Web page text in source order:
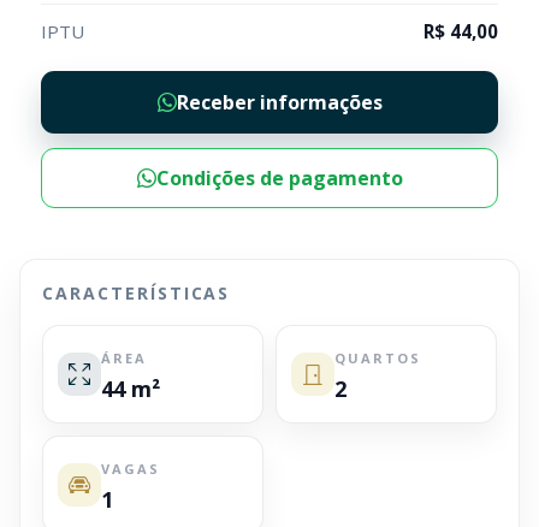
IPTU R$ 44,00
Receber informações
Condições de pagamento
CARACTERÍSTICAS
ÁREA
44 m²
QUARTOS
2
VAGAS
1